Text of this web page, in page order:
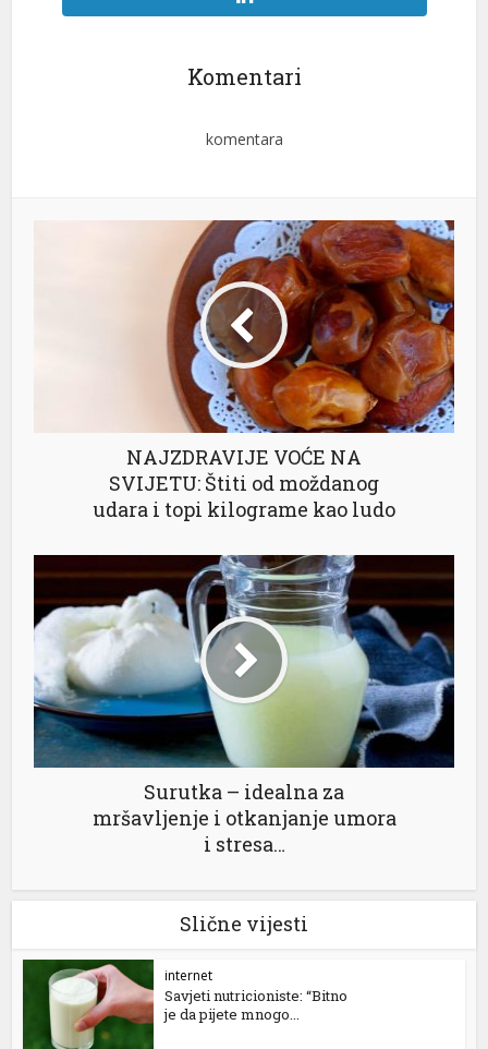
Komentari
komentara
NAJZDRAVIJE VOĆE NA
SVIJETU: Štiti od moždanog
udara i topi kilograme kao ludo
Surutka – idealna za
mršavljenje i otkanjanje umora
i stresa…
Slične vijesti
internet
Savjeti nutricioniste: “Bitno
je da pijete mnogo...